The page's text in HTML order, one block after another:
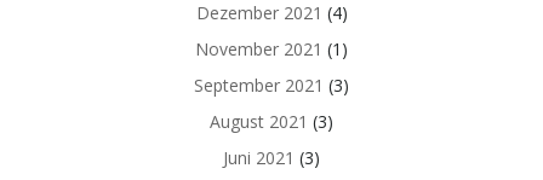
Dezember 2021 (4)
November 2021 (1)
September 2021 (3)
August 2021 (3)
Juni 2021 (3)